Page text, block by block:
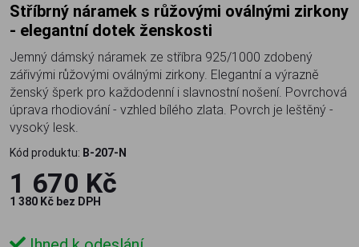
Stříbrný náramek s růžovými oválnými zirkony
- elegantní dotek ženskosti
Jemný dámský náramek ze stříbra 925/1000 zdobený
zářivými růžovými oválnými zirkony. Elegantní a výrazně
ženský šperk pro každodenní i slavnostní nošení. Povrchová
úprava rhodiování - vzhled bílého zlata. Povrch je leštěný -
vysoký lesk.
Kód produktu: B-207-N
1 670 Kč
1 380 Kč bez DPH